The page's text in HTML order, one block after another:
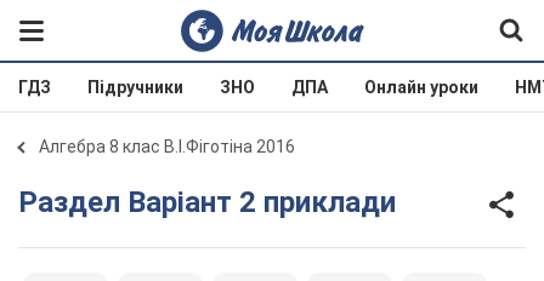
ГДЗ Підручники ЗНО ДПА Онлайн уроки
Алгебра 8 клас В.І.Фіготіна 2016
Раздел Варіант 2 приклади